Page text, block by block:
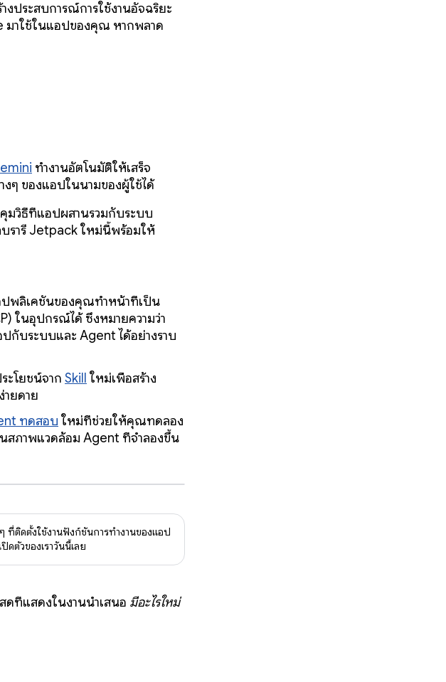
งประสบการณ์การใช้งานอัจฉริยะ
มาใช้ในแอปของคุณ หากพลาด
ทำงานอัตโนมัติให้เสร็จ
ๆ ของแอปในนามของผู้ใช้ได้
มวิธีที่แอปผสานรวมกับระบบ
รารี Jetpack ใหม่นี้พร้อมให้
พลิเคชันของคุณทำหน้าที่เป็น
ในอุปกรณ์ได้ ซึ่งหมายความว่า
กับระบบและ Agent ได้อย่างราบ
ะโยชน์จาก Skill ใหม่เพื่อสร้าง
ยดาย
ทดสอบ ใหม่ที่ช่วยให้คุณทดลอง
สภาพแวดล้อม Agent ที่จำลองขึ้น
ที่ติดตั้งใช้งานฟังก์ชันการทำงานของแอป
ดตัวของเราวันนี้เลย
ดที่แสดงในงานนำเสนอ มีอะไรใหม่